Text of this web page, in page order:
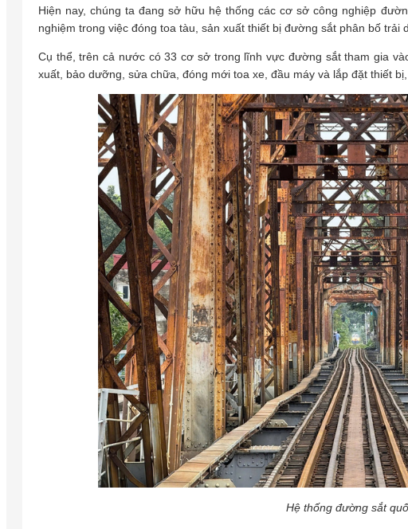
Hiện nay, chúng ta đang sở hữu hệ thống các cơ sở công nghiệp
nghiệm trong việc đóng toa tàu, sản xuất thiết bị đường sắt phân bố trải
Cụ thể, trên cả nước có 33 cơ sở trong lĩnh vực đường sắt tham gia
xuất, bảo dưỡng, sửa chữa, đóng mới toa xe, đầu máy và lắp đặt thiết
Hệ thống đường sắt